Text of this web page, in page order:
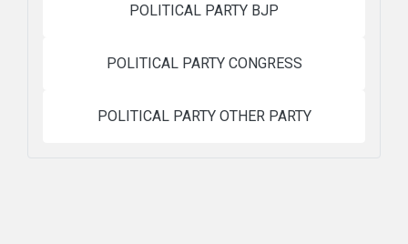
POLITICAL PARTY BJP
POLITICAL PARTY CONGRESS
POLITICAL PARTY OTHER PARTY